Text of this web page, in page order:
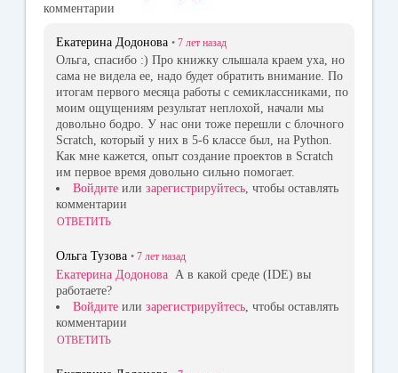
комментарии
Екатерина Додонова • 7 лет назад
Ольга, спасибо :) Про книжку слышала краем уха, но
сама не видела ее, надо будет обратить внимание. По
итогам первого месяца работы с семиклассниками, по
моим ощущениям результат неплохой, начали мы
довольно бодро. У нас они тоже перешли с блочного
Scratch, который у них в 5-6 классе был, на Python.
Как мне кажется, опыт создание проектов в Scratch
им первое время довольно сильно помогает.
Войдите или зарегистрируйтесь, чтобы оставлять
комментарии
ОТВЕТИТЬ
Ольга Тузова • 7 лет назад
Екатерина Додонова А в какой среде (IDE) вы
работаете?
Войдите или зарегистрируйтесь , чтобы оставлять
комментарии
ОТВЕТИТЬ